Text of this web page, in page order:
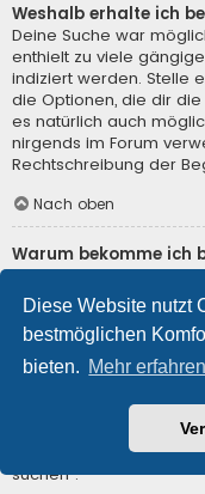
Diese Website nutzt
bestmöglichen
bieten. Mehr erfahren
Weshalb erhalte ich
Deine Suche war
enthielt zu viele
indiziert werden. Stelle
die Optionen, die dir
es natürlich auch
nirgends im Forum
Rechtschreibung der
Nach oben
Warum bekomme ich
Deine Suche lieferte zu
Webserver sie nicht
und gib spezifischere
Suche auf
Nach oben
Wie kann ich nach
Gehe zur
suchen“.